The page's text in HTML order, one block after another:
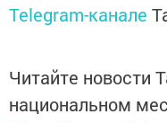
Telegram-канале
Читайте новости
национальном